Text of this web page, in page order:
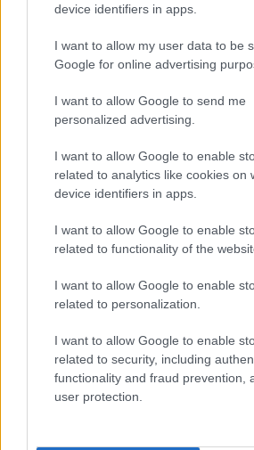
device identifiers in apps.
I want to allow my user data to be
Google for online advertising
I want to allow Google to send me
personalized advertising.
I want to allow Google to enable
related to analytics like cookies on
device identifiers in apps.
I want to allow Google to enable
related to functionality of the
I want to allow Google to enable
related to personalization.
I want to allow Google to enable
related to security, including
functionality and fraud prevention,
user protection.
trendekkel ez most szembe
jegybankot vonjuk kormányzati
kormány vállaljon felelősséget a
ettől nem ugranék félre, de
nem lehetséges. Ha pedig nem
a jegybankot, annak sem
hanem abban a rendszerben,
kormányzati. Nem tudok érte
– hangsúlyozta Orbán.
HIRDETÉS